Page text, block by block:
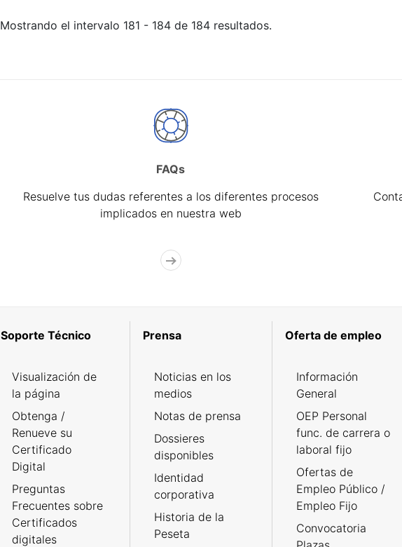
Mostrando el intervalo 181 - 184 de 184 resultados.
FAQs
Resuelve tus dudas referentes a los diferentes procesos
implicados en nuestra web
Soporte Técnico
Visualización de
la página
Obtenga /
Renueve su
Certificado
Digital
Preguntas
Frecuentes sobre
Certificados
digitales
Prensa
Noticias en los
medios
Notas de prensa
Dossieres
disponibles
Identidad
corporativa
Historia de la
Peseta
Oferta de empleo
Información
General
OEP Personal
func. de carrera o
laboral fijo
Ofertas de
Empleo Público /
Empleo Fijo
Convocatoria